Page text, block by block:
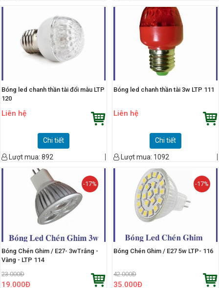
Bóng led chanh thần tài đổi màu LTP
120
Liên hệ
Chi tiết
Lượt mua: 892
Bóng led chanh thần tài 3w LTP 111
Liên hệ
Chi tiết
Lượt mua: 1092
-17%
Bóng Chén Ghim / E27- 3wTrắng -
Vàng - LTP 114
23.000Đ
19.000Đ
-17%
Bóng Chén Ghim / E27 5w LTP- 116
42.000Đ
35.000Đ